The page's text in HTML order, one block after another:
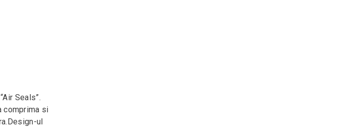
Seals”.
comprima si
ul